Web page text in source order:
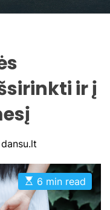
ir į
dansu.lt
E
s
t
6 min read